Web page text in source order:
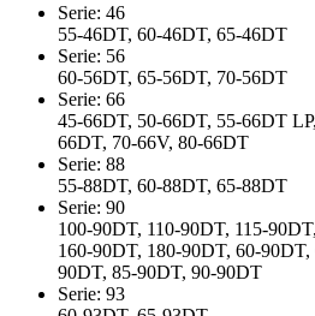
Serie: 46
55-46DT, 60-46DT, 65-46DT
Serie: 56
60-56DT, 65-56DT, 70-56DT
Serie: 66
45-66DT, 50-66DT, 55-66DT
66DT, 70-66V, 80-66DT
Serie: 88
55-88DT, 60-88DT, 65-88DT
Serie: 90
100-90DT, 110-90DT, 115-
160-90DT, 180-90DT, 60-
90DT, 85-90DT, 90-90DT
Serie: 93